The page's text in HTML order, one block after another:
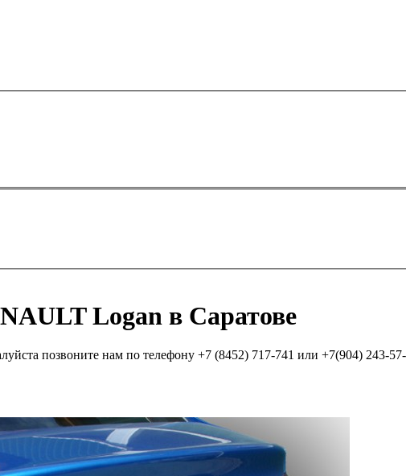
Logan в Саратове
позвоните нам по телефону +7 (8452) 717-741 или +7(904) 243-